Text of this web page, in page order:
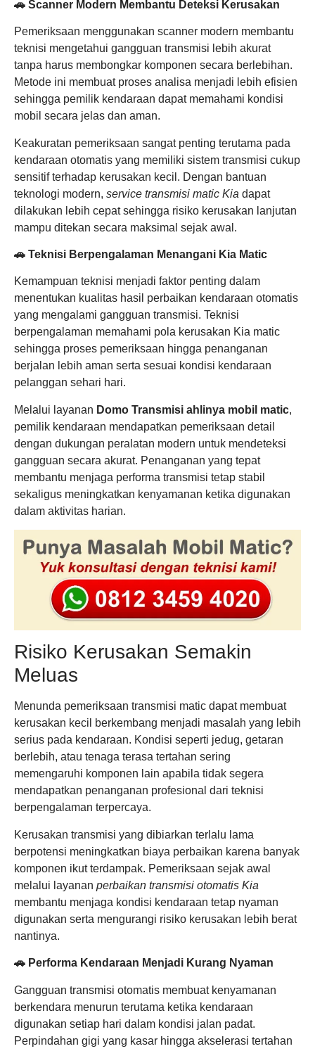
🚗 Scanner Modern Membantu Deteksi Kerusakan
Pemeriksaan menggunakan scanner modern membantu
teknisi mengetahui gangguan transmisi lebih akurat
tanpa harus membongkar komponen secara berlebihan.
Metode ini membuat proses analisa menjadi lebih efisien
sehingga pemilik kendaraan dapat memahami kondisi
mobil secara jelas dan aman.
Keakuratan pemeriksaan sangat penting terutama pada
kendaraan otomatis yang memiliki sistem transmisi cukup
sensitif terhadap kerusakan kecil. Dengan bantuan
teknologi modern, service transmisi matic Kia dapat
dilakukan lebih cepat sehingga risiko kerusakan lanjutan
mampu ditekan secara maksimal sejak awal.
🚗 Teknisi Berpengalaman Menangani Kia Matic
Kemampuan teknisi menjadi faktor penting dalam
menentukan kualitas hasil perbaikan kendaraan otomatis
yang mengalami gangguan transmisi. Teknisi
berpengalaman memahami pola kerusakan Kia matic
sehingga proses pemeriksaan hingga penanganan
berjalan lebih aman serta sesuai kondisi kendaraan
pelanggan sehari hari.
Melalui layanan Domo Transmisi ahlinya mobil matic,
pemilik kendaraan mendapatkan pemeriksaan detail
dengan dukungan peralatan modern untuk mendeteksi
gangguan secara akurat. Penanganan yang tepat
membantu menjaga performa transmisi tetap stabil
sekaligus meningkatkan kenyamanan ketika digunakan
dalam aktivitas harian.
Risiko Kerusakan Semakin
Meluas
Menunda pemeriksaan transmisi matic dapat membuat
kerusakan kecil berkembang menjadi masalah yang lebih
serius pada kendaraan. Kondisi seperti jedug, getaran
berlebih, atau tenaga terasa tertahan sering
memengaruhi komponen lain apabila tidak segera
mendapatkan penanganan profesional dari teknisi
berpengalaman terpercaya.
Kerusakan transmisi yang dibiarkan terlalu lama
berpotensi meningkatkan biaya perbaikan karena banyak
komponen ikut terdampak. Pemeriksaan sejak awal
melalui layanan perbaikan transmisi otomatis Kia
membantu menjaga kondisi kendaraan tetap nyaman
digunakan serta mengurangi risiko kerusakan lebih berat
nantinya.
🚗 Performa Kendaraan Menjadi Kurang Nyaman
Gangguan transmisi otomatis membuat kenyamanan
berkendara menurun terutama ketika kendaraan
digunakan setiap hari dalam kondisi jalan padat.
Perpindahan gigi yang kasar hingga akselerasi tertahan